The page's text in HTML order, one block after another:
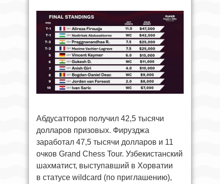
Абдусатторов получил 42,5 тысячи
долларов призовых. Фирузджа
заработал 47,5 тысячи долларов и 11
очков Grand Chess Tour. Узбекистанский
шахматист, выступавший в Хорватии
в статусе wildcard (по приглашению),